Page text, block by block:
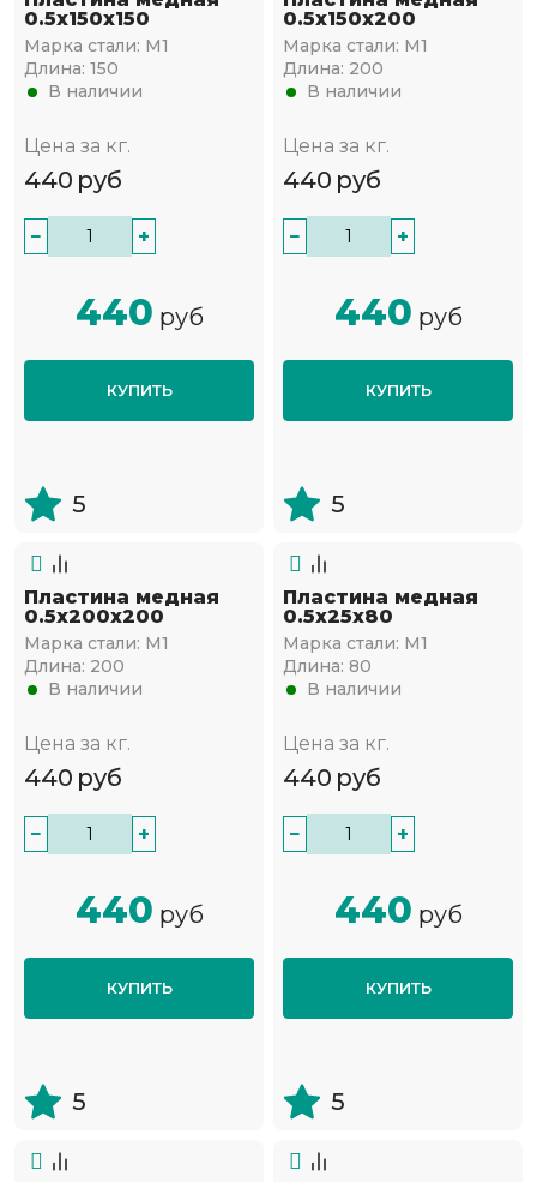
0.5х150х150
Марка стали: М1
Длина: 150
В наличии
Цена за кг.
440 руб
− +
440 руб
КУПИТЬ
5
0.5х150х200
Марка стали: М1
Длина: 200
В наличии
Цена за кг.
440 руб
− +
440 руб
КУПИТЬ
5
Пластина медная
0.5х200х200
Марка стали: М1
Длина: 200
В наличии
Цена за кг.
440 руб
− +
440 руб
КУПИТЬ
5
Пластина медная
0.5х25х80
Марка стали: М1
Длина: 80
В наличии
Цена за кг.
440 руб
− +
440 руб
КУПИТЬ
5